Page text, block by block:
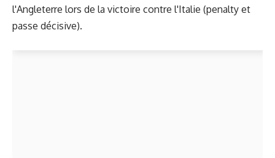
l'Angleterre lors de la victoire contre l'Italie (penalty et
passe décisive).